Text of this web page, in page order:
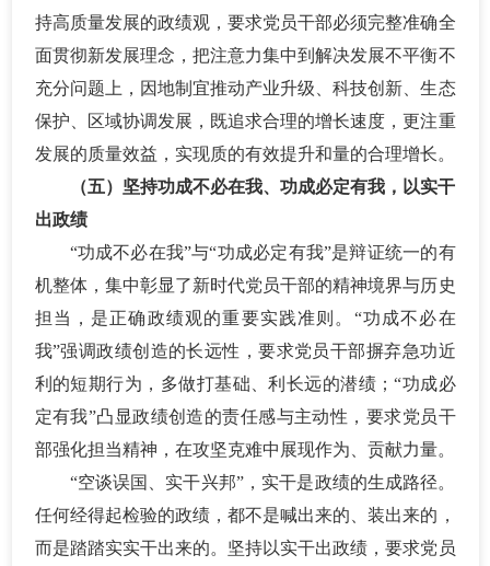
持高质量发展的政绩观，要求党员干部必须完整准确全
面贯彻新发展理念，把注意力集中到解决发展不平衡不
充分问题上，因地制宜推动产业升级、科技创新、生态
保护、区域协调发展，既追求合理的增长速度，更注重
发展的质量效益，实现质的有效提升和量的合理增长。
（五）坚持功成不必在我、功成必定有我，以实干
出政绩
“功成不必在我”与“功成必定有我”是辩证统一的有
机整体，集中彰显了新时代党员干部的精神境界与历史
担当，是正确政绩观的重要实践准则。“功成不必在
我”强调政绩创造的长远性，要求党员干部摒弃急功近
利的短期行为，多做打基础、利长远的潜绩；“功成必
定有我”凸显政绩创造的责任感与主动性，要求党员干
部强化担当精神，在攻坚克难中展现作为、贡献力量。
“空谈误国、实干兴邦”，实干是政绩的生成路径。
任何经得起检验的政绩，都不是喊出来的、装出来的，
而是踏踏实实干出来的。坚持以实干出政绩，要求党员